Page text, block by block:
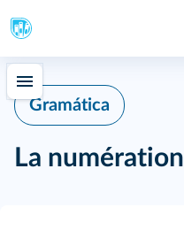
Gramática
La numération